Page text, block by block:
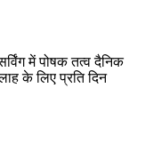
में पोषक तत्व दैनिक
के लिए प्रति दिन